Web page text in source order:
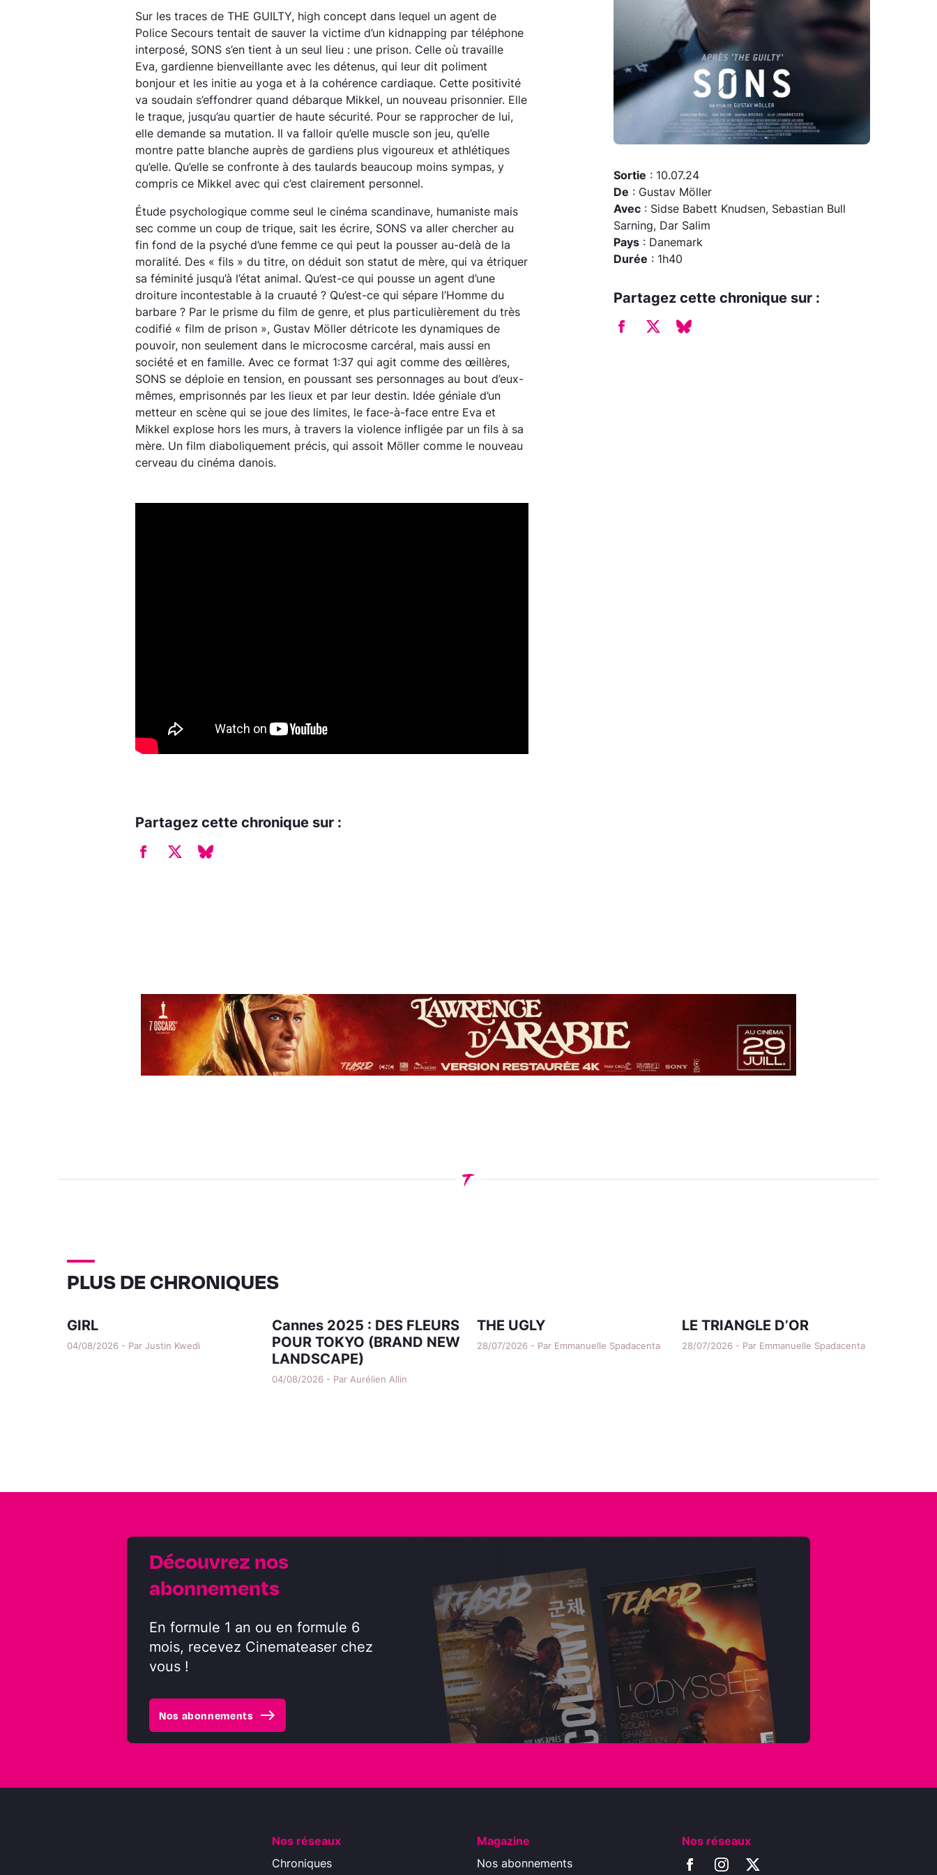
Sur les traces de THE GUILTY, high concept dans lequel un agent de
Police Secours tentait de sauver la victime d’un kidnapping par téléphone
interposé, SONS s’en tient à un seul lieu : une prison. Celle où travaille
Eva, gardienne bienveillante avec les détenus, qui leur dit poliment
bonjour et les initie au yoga et à la cohérence cardiaque. Cette positivité
va soudain s’effondrer quand débarque Mikkel, un nouveau prisonnier. Elle
le traque, jusqu’au quartier de haute sécurité. Pour se rapprocher de lui,
elle demande sa mutation. Il va falloir qu’elle muscle son jeu, qu’elle
montre patte blanche auprès de gardiens plus vigoureux et athlétiques
qu’elle. Qu’elle se confronte à des taulards beaucoup moins sympas, y
compris ce Mikkel avec qui c’est clairement personnel.
Étude psychologique comme seul le cinéma scandinave, humaniste mais
sec comme un coup de trique, sait les écrire, SONS va aller chercher au
fin fond de la psyché d’une femme ce qui peut la pousser au-delà de la
moralité. Des « fils » du titre, on déduit son statut de mère, qui va étriquer
sa féminité jusqu’à l’état animal. Qu’est-ce qui pousse un agent d’une
droiture incontestable à la cruauté ? Qu’est-ce qui sépare l’Homme du
barbare ? Par le prisme du film de genre, et plus particulièrement du très
codifié « film de prison », Gustav Möller détricote les dynamiques de
pouvoir, non seulement dans le microcosme carcéral, mais aussi en
société et en famille. Avec ce format 1:37 qui agit comme des œillères,
SONS se déploie en tension, en poussant ses personnages au bout d’eux-
mêmes, emprisonnés par les lieux et par leur destin. Idée géniale d’un
metteur en scène qui se joue des limites, le face-à-face entre Eva et
Mikkel explose hors les murs, à travers la violence infligée par un fils à sa
mère. Un film diaboliquement précis, qui assoit Möller comme le nouveau
cerveau du cinéma danois.
Partagez cette chronique sur :
Sortie : 10.07.24
De : Gustav Möller
Avec : Sidse Babett Knudsen, Sebastian Bull
Sarning, Dar Salim
Pays : Danemark
Durée : 1h40
Partagez cette chronique sur :
PLUS DE CHRONIQUES
GIRL
04/08/2026 - Par Justin Kwedi
Cannes 2025 : DES FLEURS
POUR TOKYO (BRAND NEW
LANDSCAPE)
04/08/2026 - Par Aurélien Allin
THE UGLY
28/07/2026 - Par Emmanuelle Spadacenta
LE TRIANGLE D’OR
28/07/2026 - Par Emmanuelle Spadacenta
Découvrez nos
abonnements
En formule 1 an ou en formule 6
mois, recevez Cinemateaser chez
vous !
Nos abonnements east
Nos réseaux
Chroniques
Magazine
Nos abonnements
Nos réseaux